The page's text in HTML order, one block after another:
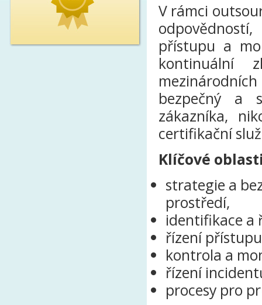
V rámci
přístupu a
kontinuální
bezpečný a
zákazníka,
certifikační
Klíčové
strategie a
prostředí,
identifikace a
řízení
kontrola a
řízení
procesy pro